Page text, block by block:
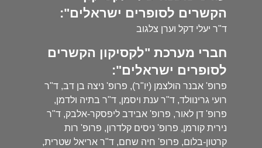
הקשרים לסופרים ישראלים":
ד"ר יעלי דקל וערן צלגוב
חברי מערכת "לקסיקון הקשרים
לסופרים ישראלים":
פרופ' אבנר הולצמן (יו"ר), פרופ' ניצה בן דב, ד"ר
רועי גרינוולד, ד"ר ענת ויסמן, ד"ר בתיה ולדמן,
פרופ' דן לאור, פרופ' אבידב ליפסקר-אלבק, ד"ר
נירית קורמן, פרופ' ניסים קלדרון, פרופ' רות
קרטון-בלום, פרופ' חיה שחם, ד"ר אריאל שטרית,